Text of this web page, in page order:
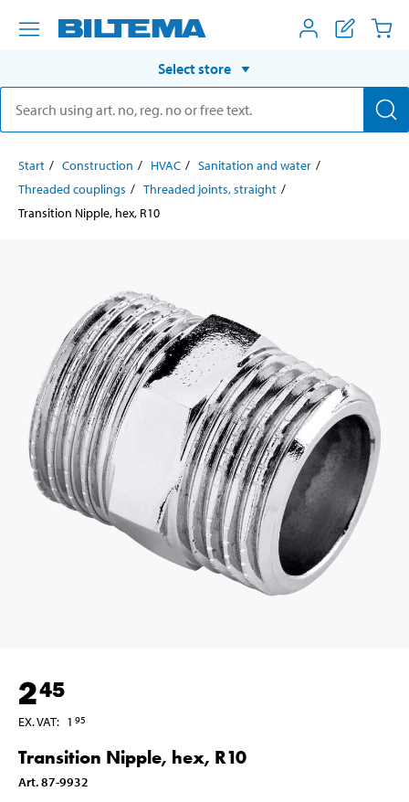
Select store
Start Construction HVAC
Sanitation and water
Threaded couplings
Threaded joints, straight
Transition Nipple, hex, R10
245
EX. VAT: 1 95
Transition Nipple, hex, R10
Art.87-9932